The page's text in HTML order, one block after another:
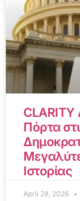
CLARITY
Πόρτα
Ιστορίας
April 28, 2026